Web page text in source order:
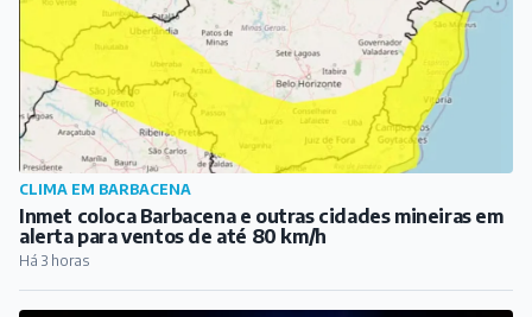
EDUCAÇÃO
EPCAR conquista o 1º lugar no Ideb 2025 entre
escolas públicas de ensino médio
Há 2 horas